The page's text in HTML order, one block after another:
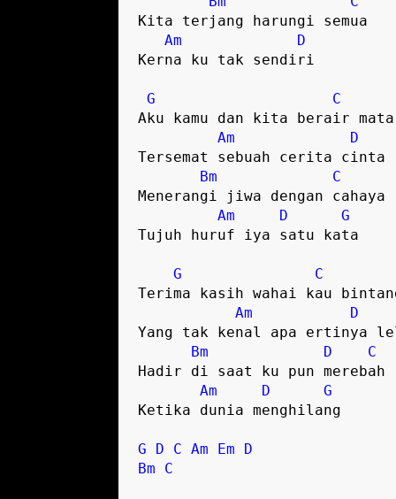
Kita terjang harungi semua
Am
D
Kerna ku tak sendiri
G
C
Aku kamu dan kita berair mata
Am
D
Tersemat sebuah cerita cinta
Bm
C
Menerangi jiwa dengan cahaya
Am
D
G
Tujuh huruf iya satu kata
G
C
Terima kasih wahai kau
Am
D
Yang tak kenal apa ertinya
Bm
D
C
Hadir di saat ku pun merebah
Am
D
G
Ketika dunia menghilang
G D C Am Em
D
Bm
C